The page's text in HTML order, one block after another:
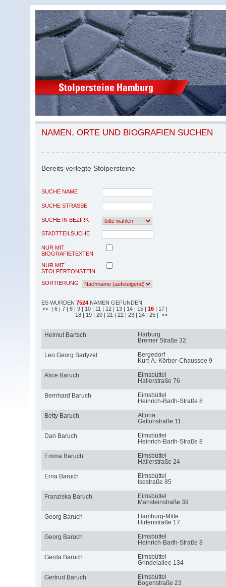
NAMEN, ORTE UND BIOGRAFIEN SUCHEN
Bereits verlegte Stolpersteine
SUCHE NAME
SUCHE STRASSE
SUCHE IN BEZIRK
STADTTEILSUCHE
NUR MIT
BIOGRAFIETEXTEN
NUR MIT
STOLPERTONSTEIN
SORTIERUNG
ES WURDEN 7524 NAMEN GEFUNDEN
<< | 6 | 7 | 8 | 9 | 10 | 11 | 12 | 13 | 14 | 15 | 16 | 17 |
18 | 19 | 20 | 21 | 22 | 23 | 24 | 25 | >>
Helmut Bartsch
Harburg
Bremer Straße 32
Leo Georg Bartyzel
Bergedorf
Kurt-A.-Körber-Chaussee 9
Alice Baruch
Eimsbüttel
Hallerstraße 76
Bernhard Baruch
Eimsbüttel
Heinrich-Barth-Straße 8
Betty Baruch
Altona
Gefionstraße 11
Dan Baruch
Eimsbüttel
Heinrich-Barth-Straße 8
Emma Baruch
Eimsbüttel
Hallerstraße 24
Erna Baruch
Eimsbüttel
Isestraße 85
Franziska Baruch
Eimsbüttel
Mansteinstraße 39
Georg Baruch
Hamburg-Mitte
Hirtenstraße 17
Georg Baruch
Eimsbüttel
Heinrich-Barth-Straße 8
Gerda Baruch
Eimsbüttel
Grindelallee 134
Gertrud Baruch
Eimsbüttel
Bogenstraße 23